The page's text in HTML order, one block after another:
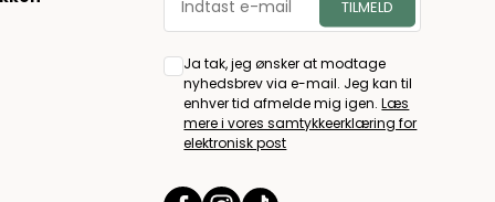
Ja tak, jeg ønsker at modtage
nyhedsbrev via e-mail. Jeg kan til
enhver tid afmelde mig igen.Læs
mere i vores samtykkeerklæring for
elektronisk post